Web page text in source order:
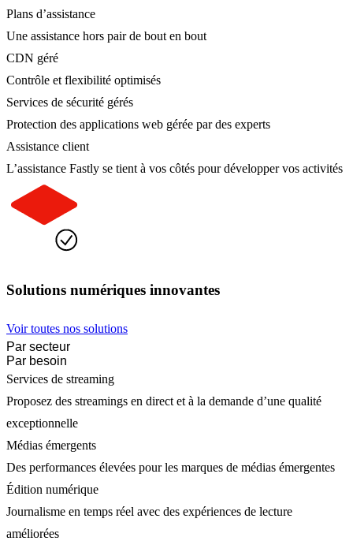
Plans d’assistance
Une assistance hors pair de bout en bout
CDN géré
Contrôle et flexibilité optimisés
Services de sécurité gérés
Protection des applications web gérée par des experts
Assistance client
L’assistance Fastly se tient à vos côtés pour développer vos activités
Solutions numériques innovantes
Voir toutes nos solutions
Par secteur
Par besoin
Services de streaming
Proposez des streamings en direct et à la demande d’une qualité
exceptionnelle
Médias émergents
Des performances élevées pour les marques de médias émergentes
Édition numérique
Journalisme en temps réel avec des expériences de lecture
améliorées